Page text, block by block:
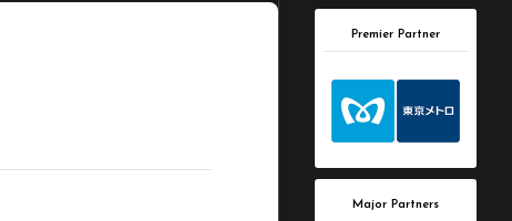
Premier Partner
Major Partners